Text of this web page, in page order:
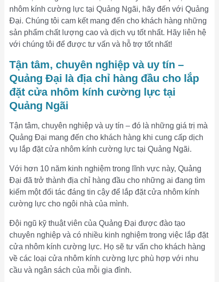
nhôm kính cường lực tại Quảng Ngãi, hãy đến với Quảng
Đại. Chúng tôi cam kết mang đến cho khách hàng những
sản phẩm chất lượng cao và dịch vụ tốt nhất. Hãy liên hệ
với chúng tôi để được tư vấn và hỗ trợ tốt nhất!
Tận tâm, chuyên nghiệp và uy tín –
Quảng Đại là địa chỉ hàng đầu cho lắp
đặt cửa nhôm kính cường lực tại
Quảng Ngãi
Tận tâm, chuyên nghiệp và uy tín – đó là những giá trị mà
Quảng Đại mang đến cho khách hàng khi cung cấp dịch
vụ lắp đặt cửa nhôm kính cường lực tại Quảng Ngãi.
Với hơn 10 năm kinh nghiệm trong lĩnh vực này, Quảng
Đại đã trở thành địa chỉ hàng đầu cho những ai đang tìm
kiếm một đối tác đáng tin cậy để lắp đặt cửa nhôm kính
cường lực cho ngôi nhà của mình.
Đội ngũ kỹ thuật viên của Quảng Đại được đào tạo
chuyên nghiệp và có nhiều kinh nghiệm trong việc lắp đặt
cửa nhôm kính cường lực. Họ sẽ tư vấn cho khách hàng
về các loại cửa nhôm kính cường lực phù hợp với nhu
cầu và ngân sách của mỗi gia đình.